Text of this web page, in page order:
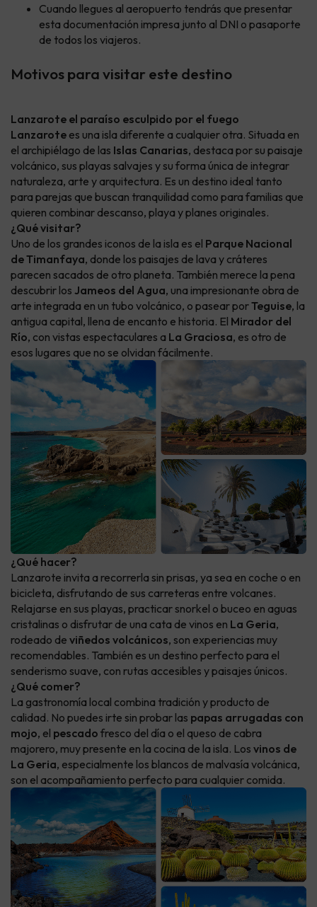
Cuando llegues al aeropuerto tendrás que presentar
esta documentación impresa junto al DNI o pasaporte
de todos los viajeros.
Motivos para visitar este destino
Lanzarote el paraíso esculpido por el fuego
Lanzarote es una isla diferente a cualquier otra. Situada en
el archipiélago de las Islas Canarias, destaca por su paisaje
volcánico, sus playas salvajes y su forma única de integrar
naturaleza, arte y arquitectura. Es un destino ideal tanto
para parejas que buscan tranquilidad como para familias que
quieren combinar descanso, playa y planes originales.
¿Qué visitar?
Uno de los grandes iconos de la isla es el Parque Nacional
de Timanfaya, donde los paisajes de lava y cráteres
parecen sacados de otro planeta. También merece la pena
descubrir los Jameos del Agua, una impresionante obra de
arte integrada en un tubo volcánico, o pasear porTeguise, la
antigua capital, llena de encanto e historia. El Mirador del
Río, con vistas espectaculares a La Graciosa, es otro de
esos lugares que no se olvidan fácilmente.
¿Qué hacer?
Lanzarote invita a recorrerla sin prisas, ya sea en coche o en
bicicleta, disfrutando de sus carreteras entre volcanes.
Relajarse en sus playas, practicar snorkel o buceo en aguas
cristalinas o disfrutar de una cata de vinos en La Geria,
rodeado de viñedos volcánicos, son experiencias muy
recomendables. También es un destino perfecto para el
senderismo suave, con rutas accesibles y paisajes únicos.
¿Qué comer?
La gastronomía local combina tradición y producto de
calidad. No puedes irte sin probar las papas arrugadas con
mojo, el pescado fresco del día o el queso de cabra
majorero, muy presente en la cocina de la isla. Los vinos de
La Geria, especialmente los blancos de malvasía volcánica,
son el acompañamiento perfecto para cualquier comida.